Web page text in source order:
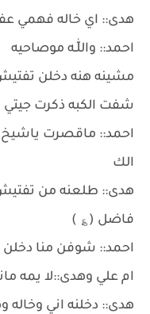
هدى:: اي خاله فهمي
احمد:: واللّٰـه موصاحيه
مشينه هنه دخلن
شفت الكبه ذكرت
احمد:: ماقصرت ياشيخ
الك
هدى:: طلعنه من
فاضل (؏ )
احمد:: شوفن منا
ام علي وهدى::لا يمه
هدى:: دخلنه اني وخاله